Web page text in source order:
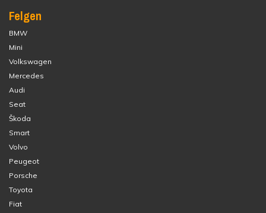
Felgen
BMW
Mini
Volkswagen
Mercedes
Audi
Seat
Škoda
Smart
Volvo
Peugeot
Porsche
Toyota
Fiat